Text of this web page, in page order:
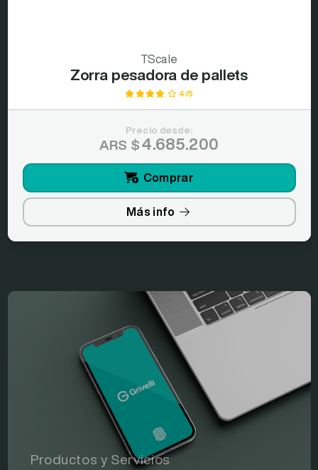
TScale
Zorra pesadora de pallets
4/5
Precio desde:
ARS $ 4.685.200
Comprar
Más info
Productos y Servicios